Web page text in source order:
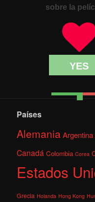
sobre la
YES
Países
AlemaniaArgentina
Canadá Colombia Corea
Estados
Grecia Holanda Hong Kong